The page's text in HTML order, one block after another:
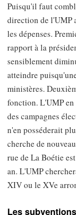
Puisqu'il faut
direction de l'UMP
les dépenses.
rapport à la
sensiblement
atteindre
ministères.
fonction. L'UMP
des campagnes
n'en posséderait
cherche de
rue de La Boétie
an. L'UMP
XIV ou le XVe
Les